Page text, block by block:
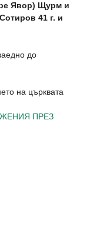
Явор) Щурм и
41 г. и
до
на църквата
ПРЕЗ